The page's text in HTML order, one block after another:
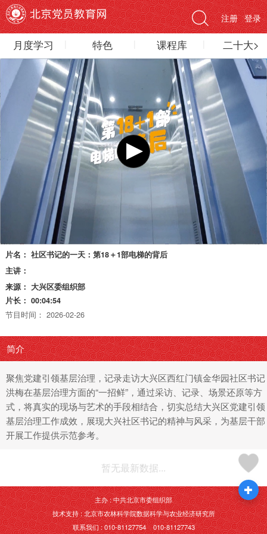
登录
注册
月度学习 特色 课程库 二十大>
片名： 社区书记的一天：第18＋1部电梯的背后
主讲：
来源： 大兴区委组织部
片长： 00:04:54
节目时间： 2026-02-26
简介
聚焦党建引领基层治理，记录走访大兴区西红门镇金华园社区书记
洪梅在基层治理方面的“一招鲜”，通过采访、记录、场景还原等方
式，将真实的现场与艺术的手段相结合，切实总结大兴区党建引领
基层治理工作成效，展现大兴社区书记的精神与风采，为基层干部
开展工作提供示范参考。
暂无最新数据...
主办 : 中共北京市委组织部
技术支持 : 北京市农林科学院数据科学与农业经济研究所
联系我们 : 010-81127754 010-81127743